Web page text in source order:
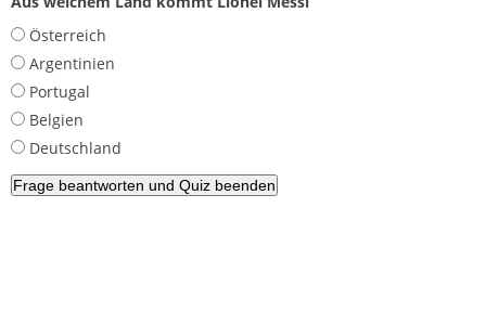
Österreich
Argentinien
Portugal
Belgien
Deutschland